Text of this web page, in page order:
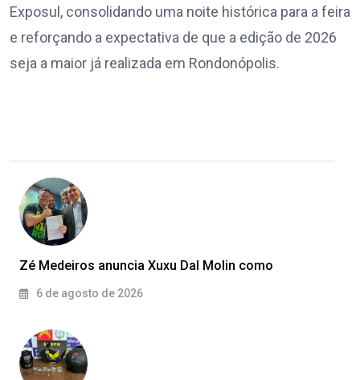
Exposul, consolidando uma noite histórica para a feira
e reforçando a expectativa de que a edição de 2026
seja a maior já realizada em Rondonópolis.
Zé Medeiros anuncia Xuxu Dal Molin como
6 de agosto de 2026